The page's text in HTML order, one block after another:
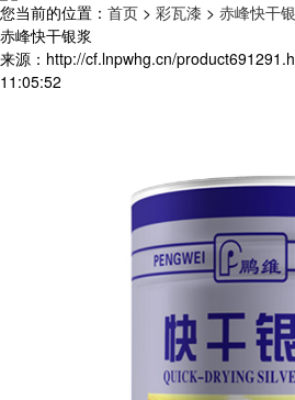
您当前的位置： 首页 > 彩瓦漆 > 赤峰快干
赤峰快干银浆
来源：http://cf.lnpwhg.cn/
11:05:52